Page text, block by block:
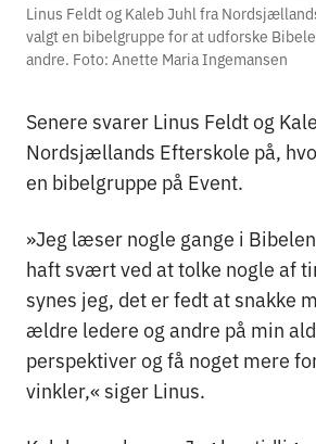
Linus Feldt og Kaleb Juhl fra
valgt en bibelgruppe for at udforske
andre. Foto: Anette Maria Ingemansen
Senere svarer Linus Feldt og
Nordsjællands Efterskole på,
en bibelgruppe på Event.
»Jeg læser nogle gange i
haft svært ved at tolke nogle af
synes jeg, det er fedt at snakke
ældre ledere og andre på min
perspektiver og få noget mere
vinkler,« siger Linus.